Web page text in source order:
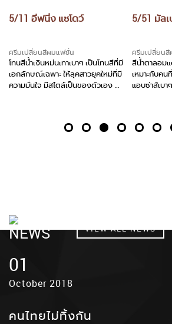
5/11 อีฟนิ่ง แชโดว์
ครีมเปลี่ยนสีผมแฟชั่น
โทนสีน้ำเงินหม่นเทาเบาๆ เป็นโทนสีที่มี
เอกลักษณ์เฉพาะ ให้ลุคสาวยุคใหม่ที่มี
ความมั่นใจ มีสไตล์เป็นของตัวเอง
5/51 มัล
ครีมเปลี่ยน
สีน้ำตาลอม
เหมาะกับค
แอบซ่าส์เบา
READ
VIEW ALL NEWS
NEWS
01
June 2022
FARGER THAILAND เปิดตัวพ
NEWS
30
May 2019
ฟาร์เกอร์ไทยแลนด์ ร่วมกับ ร้า
NEWS
01
October 2018
คนไทยไม่ทิ้งกัน
NEWS
21
September 2018
ฟาเกอร์ไทยแลนด์ ยกทีมออกบู
NEWS
03
July 2018
ฟาร์เกอร์ลงพื้นที่ร่วมส่งกำลัง
NEWS
24
January 2018
CEO ฟาร์เกอร์ รับรางวัล สุดย